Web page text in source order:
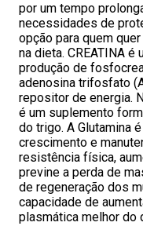
por um tempo
necessidades de
opção para quem
na dieta. CREATINA
produção de
adenosina trifosfato
repositor de energia.
é um suplemento
do trigo. A Glutamina
crescimento e
resistência física,
previne a perda de
de regeneração dos
capacidade de
plasmática melhor do